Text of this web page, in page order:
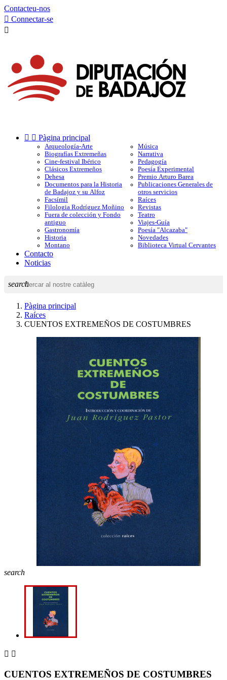
Contacteu-nos
 Connectar-se

  Pàgina principal
Arqueología-Arte
Biografías Extremeñas
Cine-festival Ibérico
Clásicos Extremeños
Dehesa
Documentos para la Historia
de Badajoz y su Alfoz
Facsímil
Filologia Rodríguez Moñino
Fuera de colección y Fondo
antiguo
Gastronomía
Historia
Montano
Música
Narrativa
Pedagogía
Poesía Experimental
Premio Arturo Barea
Publicaciones Generales de
otros servicios
Raíces
Revistas
Teatro
Viajes-Guía
Poesía "Alcazaba"
Novedades
Biblioteca Virtual Cervantes
Contacto
Noticias
search
Pàgina principal
Raíces
CUENTOS EXTREMEÑOS DE COSTUMBRES
search
 
CUENTOS EXTREMEÑOS DE COSTUMBRES